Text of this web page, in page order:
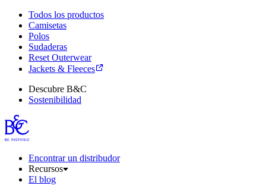
Todos los productos
Camisetas
Polos
Sudaderas
Reset Outerwear
Jackets & Fleeces
Descubre B&C
Sostenibilidad
Encontrar un distribudor
Recursos
El blog